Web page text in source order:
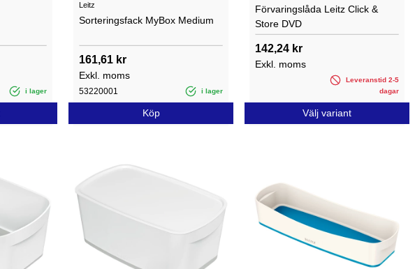
i lager
Leitz
Sorteringsfack MyBox Medium
161,61 kr
Exkl. moms
53220001 i lager
Köp
Förvaringslåda Leitz Click &
Store DVD
142,24 kr
Exkl. moms
Leveranstid 2-5
dagar
Välj variant